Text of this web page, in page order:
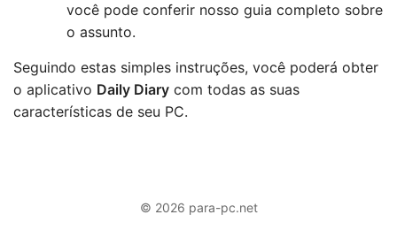
você pode conferir nosso guia completo sobre
o assunto.
Seguindo estas simples instruções, você poderá obter
o aplicativo Daily Diary com todas as suas
características de seu PC.
© 2026 para-pc.net